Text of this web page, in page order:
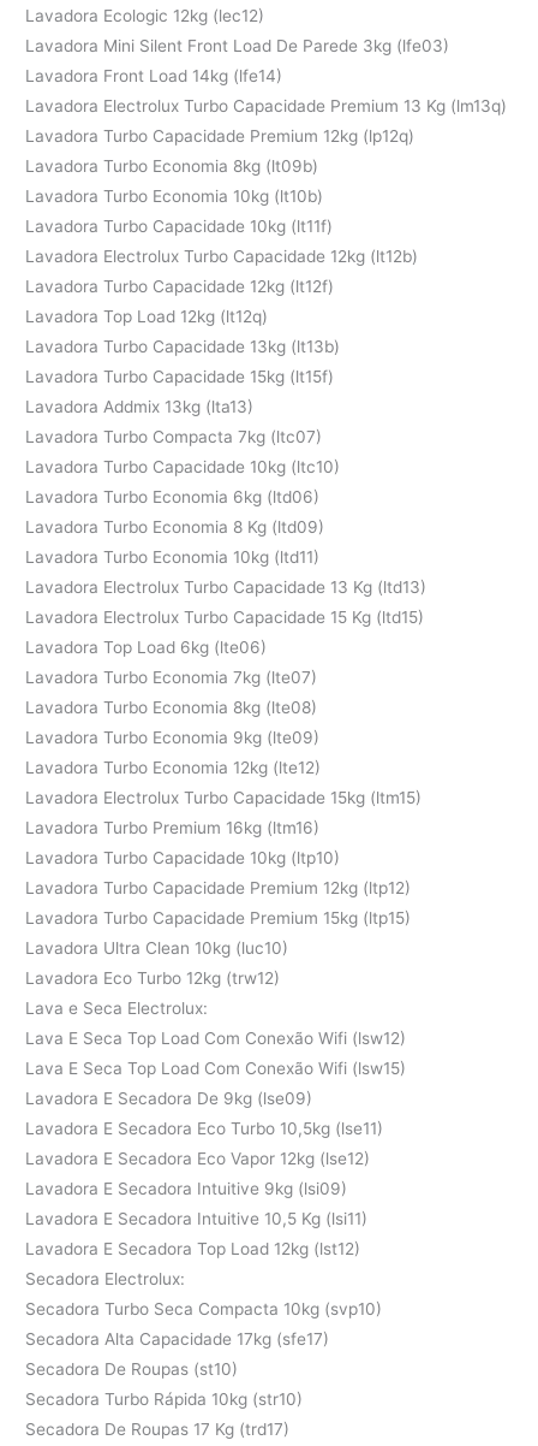
Lavadora Ecologic 12kg (lec12)
Lavadora Mini Silent Front Load De Parede 3kg (lfe03)
Lavadora Front Load 14kg (lfe14)
Lavadora Electrolux Turbo Capacidade Premium 13 Kg (lm13q)
Lavadora Turbo Capacidade Premium 12kg (lp12q)
Lavadora Turbo Economia 8kg (lt09b)
Lavadora Turbo Economia 10kg (lt10b)
Lavadora Turbo Capacidade 10kg (lt11f)
Lavadora Electrolux Turbo Capacidade 12kg (lt12b)
Lavadora Turbo Capacidade 12kg (lt12f)
Lavadora Top Load 12kg (lt12q)
Lavadora Turbo Capacidade 13kg (lt13b)
Lavadora Turbo Capacidade 15kg (lt15f)
Lavadora Addmix 13kg (lta13)
Lavadora Turbo Compacta 7kg (ltc07)
Lavadora Turbo Capacidade 10kg (ltc10)
Lavadora Turbo Economia 6kg (ltd06)
Lavadora Turbo Economia 8 Kg (ltd09)
Lavadora Turbo Economia 10kg (ltd11)
Lavadora Electrolux Turbo Capacidade 13 Kg (ltd13)
Lavadora Electrolux Turbo Capacidade 15 Kg (ltd15)
Lavadora Top Load 6kg (lte06)
Lavadora Turbo Economia 7kg (lte07)
Lavadora Turbo Economia 8kg (lte08)
Lavadora Turbo Economia 9kg (lte09)
Lavadora Turbo Economia 12kg (lte12)
Lavadora Electrolux Turbo Capacidade 15kg (ltm15)
Lavadora Turbo Premium 16kg (ltm16)
Lavadora Turbo Capacidade 10kg (ltp10)
Lavadora Turbo Capacidade Premium 12kg (ltp12)
Lavadora Turbo Capacidade Premium 15kg (ltp15)
Lavadora Ultra Clean 10kg (luc10)
Lavadora Eco Turbo 12kg (trw12)
Lava e Seca Electrolux:
Lava E Seca Top Load Com Conexão Wifi (lsw12)
Lava E Seca Top Load Com Conexão Wifi (lsw15)
Lavadora E Secadora De 9kg (lse09)
Lavadora E Secadora Eco Turbo 10,5kg (lse11)
Lavadora E Secadora Eco Vapor 12kg (lse12)
Lavadora E Secadora Intuitive 9kg (lsi09)
Lavadora E Secadora Intuitive 10,5 Kg (lsi11)
Lavadora E Secadora Top Load 12kg (lst12)
Secadora Electrolux:
Secadora Turbo Seca Compacta 10kg (svp10)
Secadora Alta Capacidade 17kg (sfe17)
Secadora De Roupas (st10)
Secadora Turbo Rápida 10kg (str10)
Secadora De Roupas 17 Kg (trd17)